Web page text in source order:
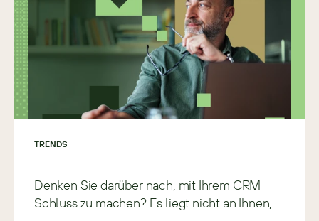
TRENDS
Denken Sie darüber nach, mit Ihrem CRM
Schluss zu machen? Es liegt nicht an Ihnen,